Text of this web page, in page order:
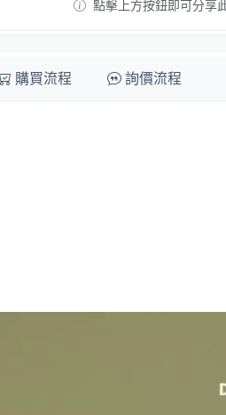
點擊上方按鈕即可分享
購買流程 詢價流程